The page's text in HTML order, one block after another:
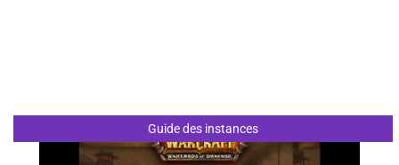
Guide des instances